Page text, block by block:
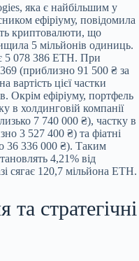
яка є найбільшим у
ефіріуму, повідомила
криптовалюти, що
5 мільйонів одиниць.
5 078 386 ETH. При
(приблизно 91 500 ₴ за
вартість цієї частки
Окрім ефіріуму, портфель
в холдинговій компанії
7 740 000 ₴), частку в
3 527 400 ₴) та фіатні
36 336 000 ₴). Таким
4,21% від
сягає 120,7 мільйона ETH.
стратегічні